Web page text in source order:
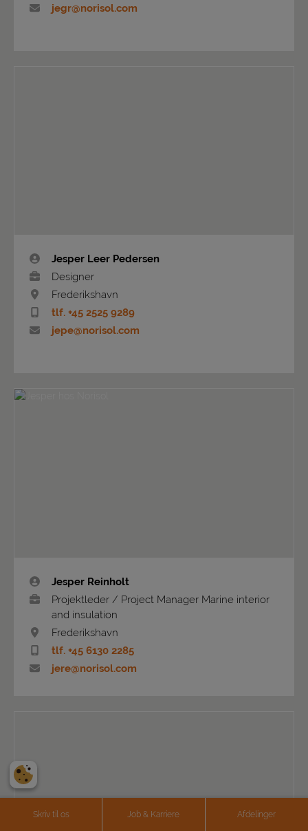
jegr@norisol.com
Jesper Leer Pedersen
Designer
Frederikshavn
tlf. +45 2525 9289
jepe@norisol.com
Jesper Reinholt
Projektleder / Project Manager Marine interior
and insulation
Frederikshavn
tlf. +45 6130 2285
jere@norisol.com
Skriv til os Job & Karriere Afdelinger